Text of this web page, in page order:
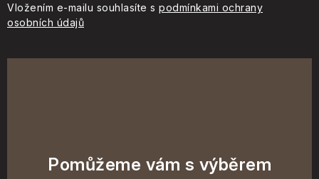
Vložením e-mailu souhlasíte s podmínkami ochrany
osobních údajů
Pomůžeme vám s výběrem